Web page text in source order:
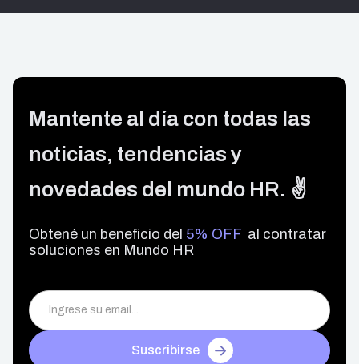
Mantente al día con todas las
noticias, tendencias y
novedades del mundo HR. ✌️
Obtené un beneficio del 5% OFF al contratar
soluciones en Mundo HR
Suscribirse